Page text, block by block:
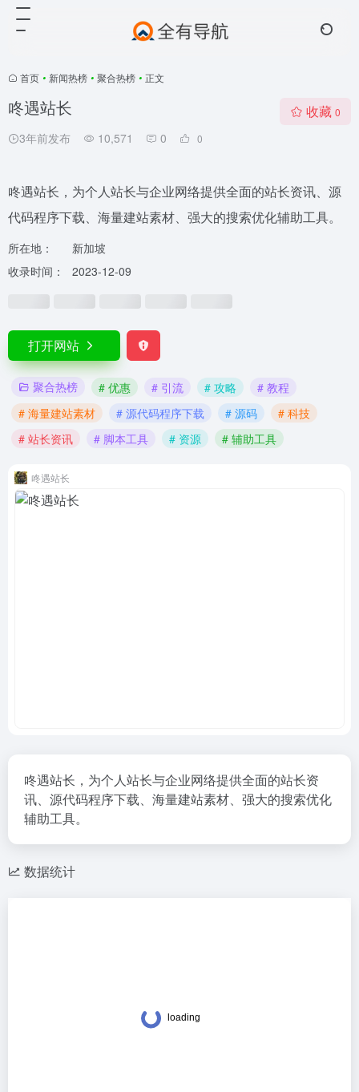
首页 • 新闻热榜 • 聚合热榜 • 正文
咚遇站长
3年前发布 10,571 0 0
收藏 0
咚遇站长，为个人站长与企业网络提供全面的站长资讯、源
代码程序下载、海量建站素材、强大的搜索优化辅助工具。
所在地：
新加坡
收录时间：
2023-12-09
打开网站
聚合热榜 # 优惠 # 引流 # 攻略
# 教程
# 海量建站素材
# 源代码程序下载 # 源码
# 科技
# 站长资讯
# 脚本工具 # 资源 # 辅助工具
咚遇站长
咚遇站长，为个人站长与企业网络提供全面的站长资
讯、源代码程序下载、海量建站素材、强大的搜索优化
辅助工具。
数据统计